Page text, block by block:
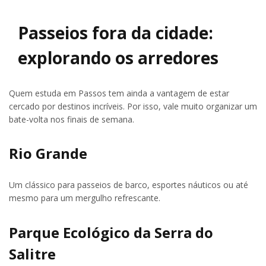
Passeios fora da cidade:
explorando os arredores
Quem estuda em Passos tem ainda a vantagem de estar
cercado por destinos incríveis. Por isso, vale muito organizar um
bate-volta nos finais de semana.
Rio Grande
Um clássico para passeios de barco, esportes náuticos ou até
mesmo para um mergulho refrescante.
Parque Ecológico da Serra do
Salitre